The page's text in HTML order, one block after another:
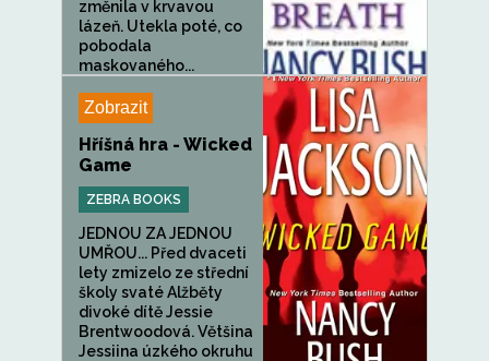
změnila v krvavou
lázeň. Utekla poté, co
pobodala
maskovaného...
Zobrazit
Hříšná hra - Wicked
Game
ZEBRA BOOKS
JEDNOU ZA JEDNOU
UMŘOU... Před dvaceti
lety zmizelo ze střední
školy svaté Alžběty
divoké dítě Jessie
Brentwoodová. Většina
Jessiina úzkého okruhu